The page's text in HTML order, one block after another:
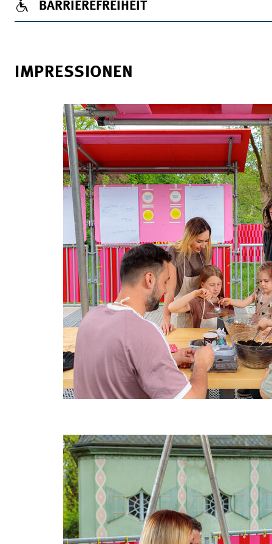
BARRIEREFREIHEIT
IMPRESSIONEN